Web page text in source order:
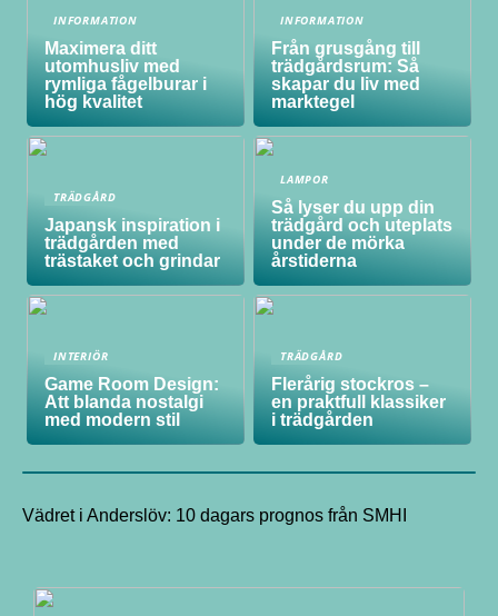
INFORMATION
Maximera ditt
utomhusliv med
rymliga fågelburar i
hög kvalitet
INFORMATION
Från grusgång till
trädgårdsrum: Så
skapar du liv med
marktegel
TRÄDGÅRD
Japansk inspiration i
trädgården med
trästaket och grindar
LAMPOR
Så lyser du upp din
trädgård och uteplats
under de mörka
årstiderna
INTERIÖR
Game Room Design:
Att blanda nostalgi
med modern stil
TRÄDGÅRD
Flerårig stockros –
en praktfull klassiker
i trädgården
Vädret i Anderslöv: 10 dagars prognos från SMHI